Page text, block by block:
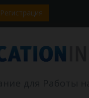
Регистрация